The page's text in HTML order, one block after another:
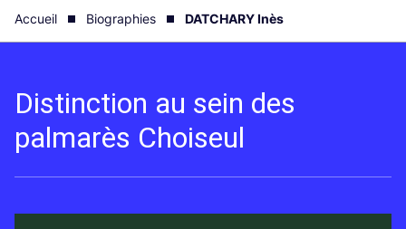
Accueil Biographies DATCHARY Inès
Distinction au sein des
palmarès Choiseul